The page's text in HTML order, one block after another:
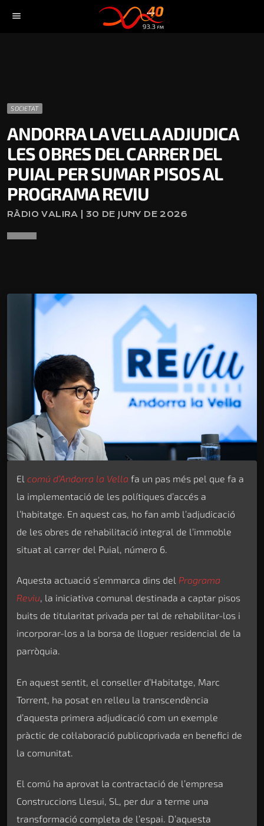
menu
SOCIETAT
ANDORRA LA VELLA ADJUDICA
LES OBRES DEL CARRER DEL
PUIAL PER SUMAR PISOS AL
PROGRAMA REVIU
RÀDIO VALIRA | 30 DE JUNY DE 2026
El comú d’Andorra la Vella fa un pas més pel que fa a
la implementació de les polítiques d’accés a
l’habitatge. En aquest cas, ho fan amb l’adjudicació
de les obres de rehabilitació integral de l’immoble
situat al carrer del Puial, número 6.
Aquesta actuació s’emmarca dins del Programa
Reviu, la iniciativa comunal destinada a captar pisos
buits de titularitat privada per tal de rehabilitar-los i
incorporar-los a la borsa de lloguer residencial de la
parròquia.
En aquest sentit, el conseller d’Habitatge, Marc
Torrent, ha posat en relleu la transcendència
d’aquesta primera adjudicació com un exemple
pràctic de col·laboració publicoprivada en benefici de
la comunitat.
El comú ha aprovat la contractació de l’empresa
Construccions Llesui, SL, per dur a terme una
transformació completa de l’espai. D’aquesta